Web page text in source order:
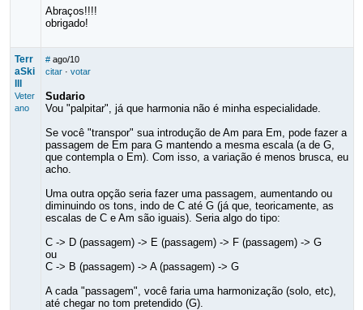
Abraços!!!!
obrigado!
Terr
aSki
Veter
ano
# ago/10
citar· votar
Sudario
Vou "palpitar", já que harmonia não é minha especialidade.
Se você "transpor" sua introdução de Am para Em, pode fazer a
passagem de Em para G mantendo a mesma escala (a de G,
que contempla o Em). Com isso, a variação é menos brusca, eu
acho.
Uma outra opção seria fazer uma passagem, aumentando ou
diminuindo os tons, indo de C até G (já que, teoricamente, as
escalas de C e Am são iguais). Seria algo do tipo:
C -> D (passagem) -> E (passagem) -> F (passagem) -> G
ou
C -> B (passagem) -> A (passagem) -> G
A cada "passagem", você faria uma harmonização (solo, etc),
até chegar no tom pretendido (G).